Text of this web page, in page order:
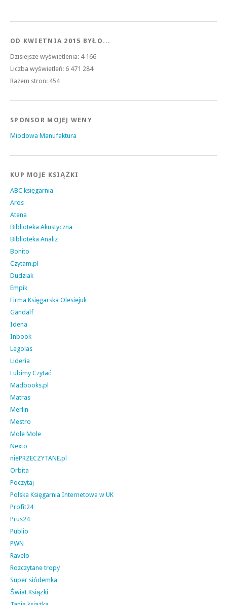
OD KWIETNIA 2015 BYŁO...
Dzisiejsze wyświetlenia: 4 166
Liczba wyświetleń: 6 471 284
Razem stron: 454
SPONSOR MOJEJ WENY
Miodowa Manufaktura
KUP MOJE KSIĄŻKI
ABC księgarnia
Aros
Atena
Biblioteka Akustyczna
Biblioteka Analiz
Bonito
Czytam.pl
Dudziak
Empik
Firma Księgarska Olesiejuk
Gandalf
Idena
Inbook
Legolas
Lideria
Lubimy Czytać
Madbooks.pl
Matras
Merlin
Mestro
Mole Mole
Nexto
niePRZECZYTANE.pl
Orbita
Poczytaj
Polska Księgarnia Internetowa w UK
Profit24
Prus24
Publio
PWN
Ravelo
Rozczytane tropy
Super siódemka
Świat Książki